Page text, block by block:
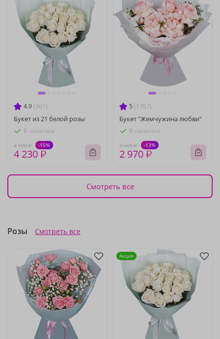
4.9 (361)
Букет из 21 белой розы
В наличии
4 980 ₽ -15%
4 230 ₽
5 (1767)
Букет "Жемчужина любви"
В наличии
3 400 ₽ -13%
2 970 ₽
Смотреть все
Розы Смотреть все
Акция